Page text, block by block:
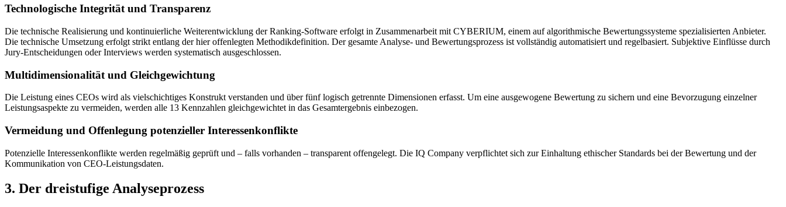
Technologische Integrität und Transparenz
Die technische Realisierung und kontinuierliche Weiterentwicklung der Ranking-Software erfolgt in Zusammenarbeit mit CYBERIUM, einem auf algorithmische Bewertungssysteme spezialisierten Anbieter.
Die technische Umsetzung erfolgt strikt entlang der hier offenlegten Methodikdefinition. Der gesamte Analyse- und Bewertungsprozess ist vollständig automatisiert und regelbasiert. Subjektive Einflüsse durch
Jury-Entscheidungen oder Interviews werden systematisch ausgeschlossen.
Multidimensionalität und Gleichgewichtung
Die Leistung eines CEOs wird als vielschichtiges Konstrukt verstanden und über fünf logisch getrennte Dimensionen erfasst. Um eine ausgewogene Bewertung zu sichern und eine Bevorzugung einzelner
Leistungsaspekte zu vermeiden, werden alle 13 Kennzahlen gleichgewichtet in das Gesamtergebnis einbezogen.
Vermeidung und Offenlegung potenzieller Interessenkonflikte
Potenzielle Interessenkonflikte werden regelmäßig geprüft und – falls vorhanden – transparent offengelegt. Die IQ Company verpflichtet sich zur Einhaltung ethischer Standards bei der Bewertung und der
Kommunikation von CEO-Leistungsdaten.
3. Der dreistufige Analyseprozess